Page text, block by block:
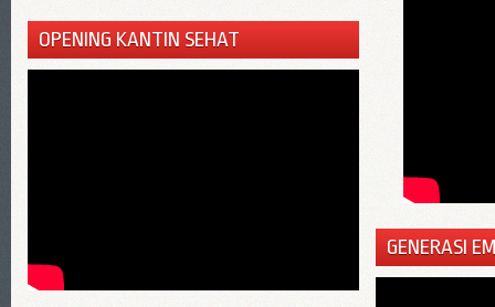
OPENING KANTIN SEHAT
GENERASI